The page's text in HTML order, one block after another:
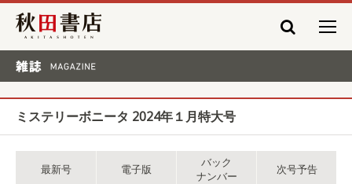
秋田書店
ミステリーボニータ 2024年１月特大号
最新号 電子版
バック
ナンバー
次号予告